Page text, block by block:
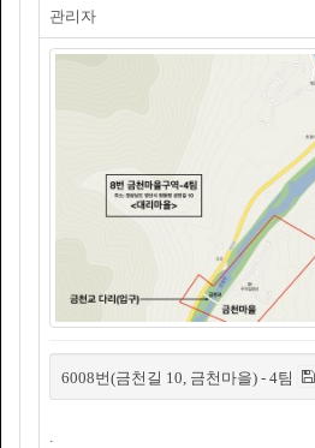
관리자
6008번(금천길 10, 금천마을) - 4팀
.